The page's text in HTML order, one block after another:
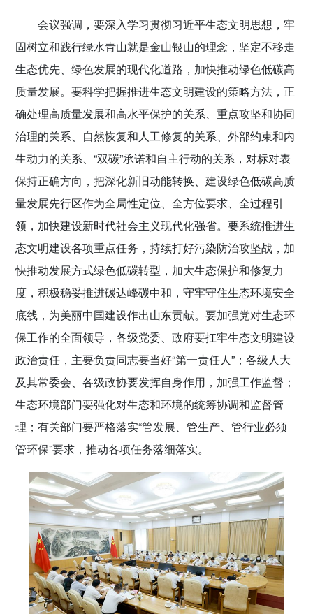
会议强调，要深入学习贯彻习近平生态文明思想，牢
固树立和践行绿水青山就是金山银山的理念，坚定不移走
生态优先、绿色发展的现代化道路，加快推动绿色低碳高
质量发展。要科学把握推进生态文明建设的策略方法，正
确处理高质量发展和高水平保护的关系、重点攻坚和协同
治理的关系、自然恢复和人工修复的关系、外部约束和内
生动力的关系、“双碳”承诺和自主行动的关系，对标对表
保持正确方向，把深化新旧动能转换、建设绿色低碳高质
量发展先行区作为全局性定位、全方位要求、全过程引
领，加快建设新时代社会主义现代化强省。要系统推进生
态文明建设各项重点任务，持续打好污染防治攻坚战，加
快推动发展方式绿色低碳转型，加大生态保护和修复力
度，积极稳妥推进碳达峰碳中和，守牢守住生态环境安全
底线，为美丽中国建设作出山东贡献。要加强党对生态环
保工作的全面领导，各级党委、政府要扛牢生态文明建设
政治责任，主要负责同志要当好“第一责任人”；各级人大
及其常委会、各级政协要发挥自身作用，加强工作监督；
生态环境部门要强化对生态和环境的统筹协调和监督管
理；有关部门要严格落实“管发展、管生产、管行业必须
管环保”要求，推动各项任务落细落实。